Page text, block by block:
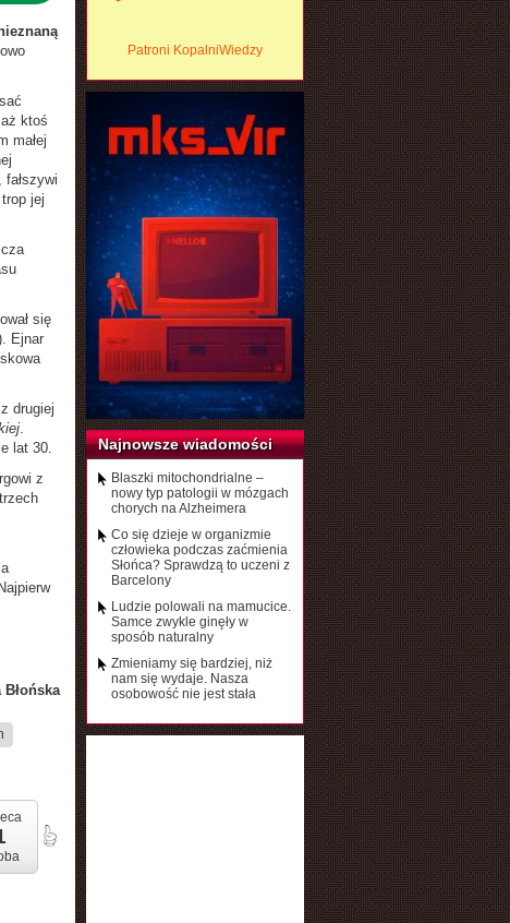
ktoś
małej
fałszywi
jej
się
Ejnar
drugiej
.
lat 30.
z
Błońska
Patroni KopalniWiedzy
Najnowsze wiadomości
Blaszki mitochondrialne –
nowy typ patologii w mózgach
chorych na Alzheimera
Co się dzieje w organizmie
człowieka podczas zaćmienia
Słońca? Sprawdzą to uczeni z
Barcelony
Ludzie polowali na mamucice.
Samce zwykle ginęły w
sposób naturalny
Zmieniamy się bardziej, niż
nam się wydaje. Nasza
osobowość nie jest stała